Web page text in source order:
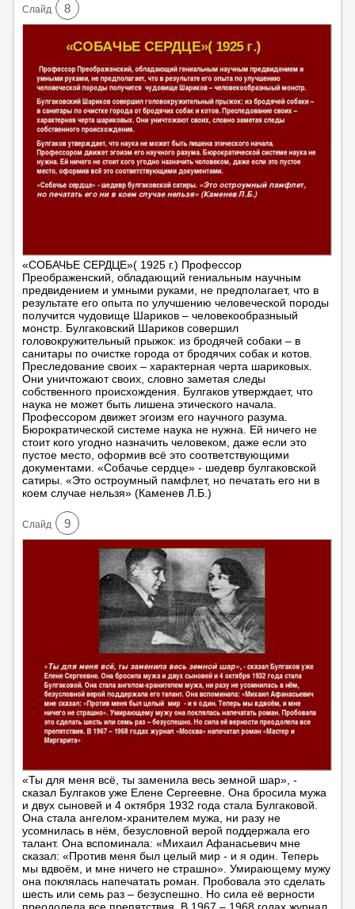
Cлайд 8
«СОБАЧЬЕ СЕРДЦЕ»( 1925 г.) Профессор
Преображенский, обладающий гениальным научным
предвидением и умными руками, не предполагает, что в
результате его опыта по улучшению человеческой породы
получится чудовище Шариков – человекообразныый
монстр. Булгаковский Шариков совершил
головокружительный прыжок: из бродячей собаки – в
санитары по очистке города от бродячих собак и котов.
Преследование своих – характерная черта шариковых.
Они уничтожают своих, словно заметая следы
собственного происхождения. Булгаков утверждает, что
наука не может быть лишена этического начала.
Профессором движет эгоизм его научного разума.
Бюрократической системе наука не нужна. Ей ничего не
стоит кого угодно назначить человеком, даже если это
пустое место, оформив всё это соответствующими
документами. «Собачье сердце» - шедевр булгаковской
сатиры. «Это остроумный памфлет, но печатать его ни в
коем случае нельзя» (Каменев Л.Б.)
Cлайд 9
«Ты для меня всё, ты заменила весь земной шар», -
сказал Булгаков уже Елене Сергеевне. Она бросила мужа
и двух сыновей и 4 октября 1932 года стала Булгаковой.
Она стала ангелом-хранителем мужа, ни разу не
усомнилась в нём, безусловной верой поддержала его
талант. Она вспоминала: «Михаил Афанасьевич мне
сказал: «Против меня был целый мир - и я один. Теперь
мы вдвоём, и мне ничего не страшно». Умирающему мужу
она поклялась напечатать роман. Пробовала это сделать
шесть или семь раз – безуспешно. Но сила её верности
преодолела все препятствия. В 1967 – 1968 годах журнал